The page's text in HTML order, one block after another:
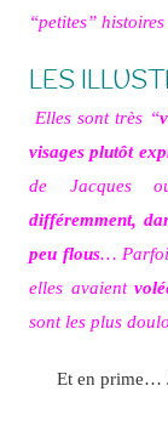
“petites”
LES
Elles sont très “
visages plutôt
de Jacques
différemment,
peu flous…
elles avaient
sont les plus
Et en prime…